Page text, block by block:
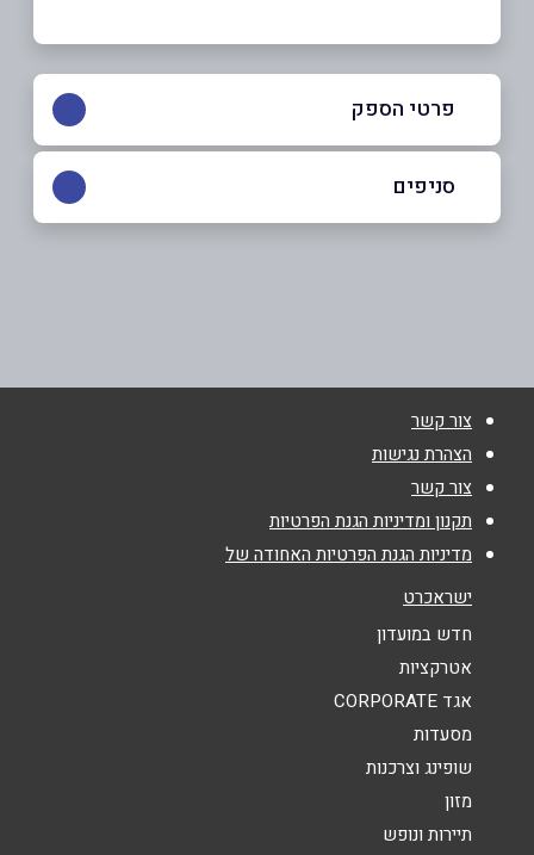
פרטי הספק
באתר בפייסבוק באינסטגרם
ביוטיוב
שם מלא*
טלפון*
אימייל*
נושא*
אנא חזרו אלי בקשר ל...
הודעה
סניפים
צור קשר
הצהרת נגישות
צור קשר
תקנון ומדיניות הגנת הפרטיות
מדיניות הגנת הפרטיות האחודה של
ישראכרט
חדש במועדון
אטרקציות
אגד CORPORATE
מסעדות
שופינג וצרכנות
מזון
תיירות ונופש